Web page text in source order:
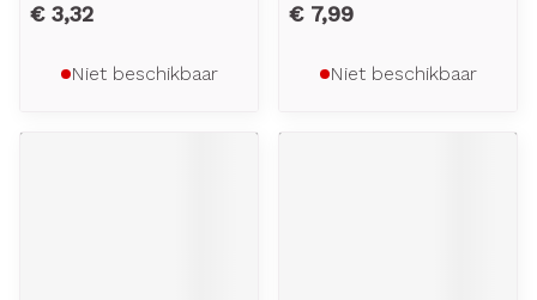
€ 3,32
Niet beschikbaar
€ 7,99
Niet beschikbaar